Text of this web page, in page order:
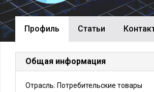
Профиль Cтатьи
Общая информация
Отрасль: Потребительские товары